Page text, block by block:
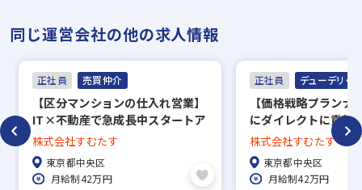
同じ運営会社の他の求人情報
正社員 売買仲介
【区分マンションの仕入れ営業】
IT×不動産で急成長中スタートア
ップ／新規チーム立ち上げメンバ
ーの募集！
株式会社すむたす
東京都中央区
月給制42万円
正社員 デューデリ・
【価格戦略プランナ
にダイレクトに貢献
ク企業の価格戦略プ
レックス制◎
株式会社すむたす
東京都中央区
月給制42万円